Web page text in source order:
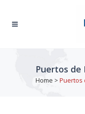
Puertos de
Home > Puertos